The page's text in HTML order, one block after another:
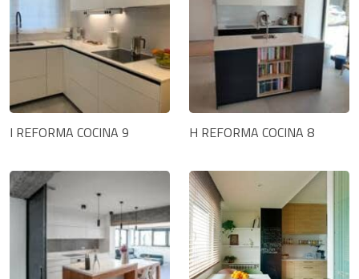
I REFORMA COCINA 9 H REFORMA COCINA 8